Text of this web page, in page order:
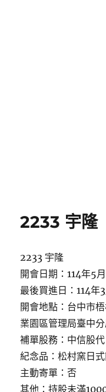
2233 宇隆
2233 宇隆
開會日期：114年5
最後買進日：114
開會地點：台中市
業園區管理局臺中
補單股務：中信股代
紀念品：松村窯日
主動寄單：否
其他：持股未滿